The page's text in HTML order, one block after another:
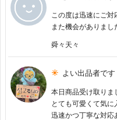
この度は迅速にご対
また機会がありまし
舜々天々
よい出品者です
本日商品受け取りま
とても可愛くて気
迅速かつ丁寧な対応